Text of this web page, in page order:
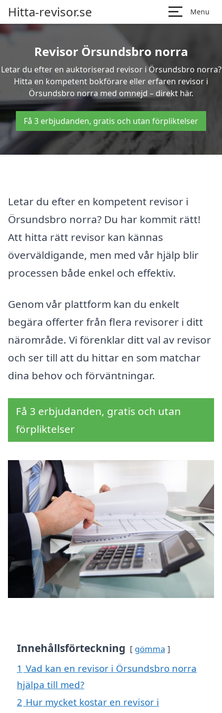
Hitta-revisor.se Menu
Revisor Örsundsbro norra
Letar du efter en auktoriserad revisor i Örsundsbro norra?
Hitta en kompetent bokförare eller erfaren revisor i
Örsundsbro norra med omnejd – direkt här.
Få 3 erbjudanden, gratis och utan förpliktelser
Letar du efter en kompetent revisor i
Örsundsbro norra? Du har kommit rätt!
Att hitta rätt revisor kan kännas
överväldigande, men med vår hjälp blir
processen både enkel och effektiv.
Genom vår plattform kan du enkelt
begära offerter från flera revisorer i ditt
närområde. Vi förenklar ditt val av revisor
och ser till att du hittar en som matchar
dina behov och förväntningar.
Få 3 erbjudanden, gratis och utan
förpliktelser
Innehållsförteckning gömma
1 Vad kan en revisor i Örsundsbro norra
hjälpa till med?
2 Hur mycket kostar en revisor i